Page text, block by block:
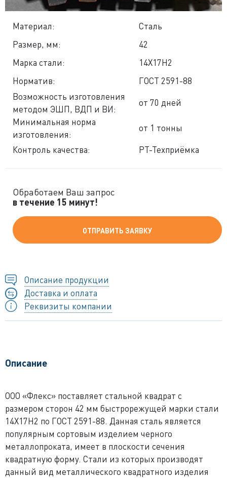
Материал:
Сталь
Размер, мм:
42
Марка стали:
14Х17Н2
Норматив:
ГОСТ 2591-88
Возможность изготовления
методом ЭШП, ВДП и ВИ:
от 70 дней
Минимальная норма
изготовления:
от 1 тонны
Контроль качества: РТ-Техприёмка
Обработаем Ваш запрос
в течение 15 минут!
ОТПРАВИТЬ ЗАЯВКУ
Описание продукции
Доставка и оплата
Реквизиты компании
Описание
ООО «Флекс» поставляет стальной квадрат с
размером сторон 42 мм быстрорежущей марки стали
14Х17Н2 по ГОСТ 2591-88. Данная сталь является
популярным сортовым изделием черного
металлопроката, имеет в плоскости сечения
квадратную форму. Стали из которых производят
данный вид металлического квадратного изделия